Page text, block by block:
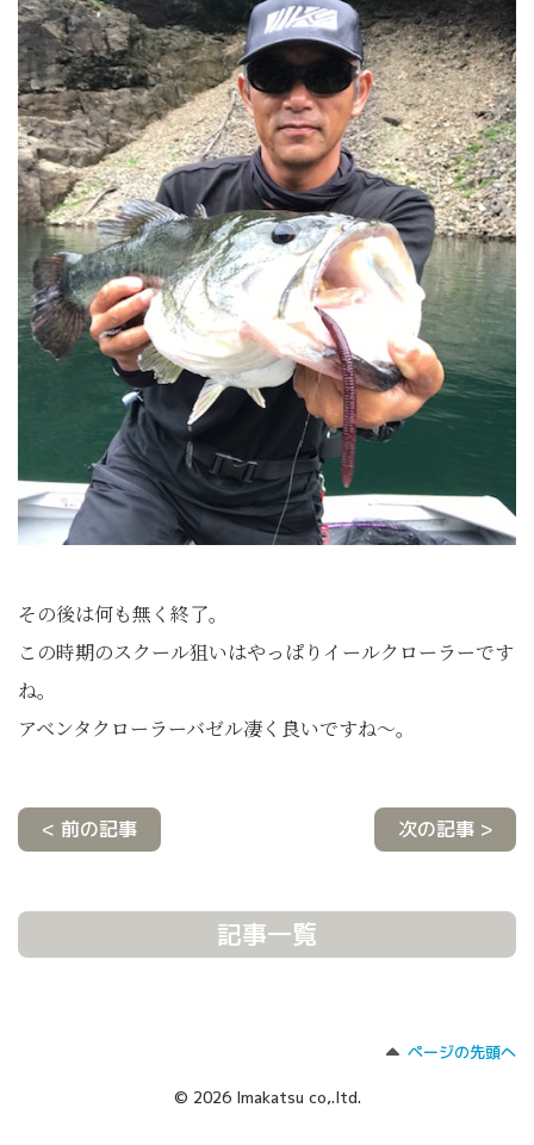
その後は何も無く終了。
この時期のスクール狙いはやっぱりイールクローラーです
ね。
アベンタクローラーバゼル凄く良いですね～。
< 前の記事 次の記事 >
記事一覧
ページの先頭へ
© 2026 Imakatsu co,.ltd.